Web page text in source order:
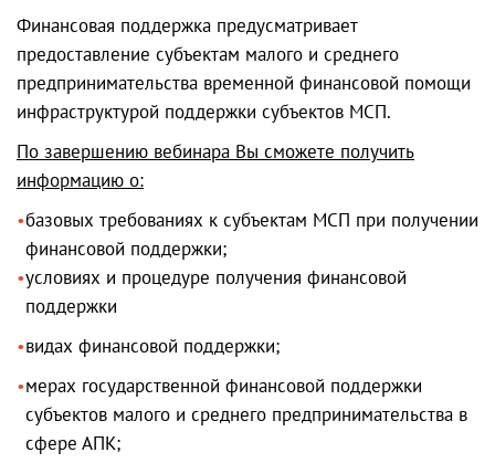
Финансовая поддержка предусматривает
предоставление субъектам малого и среднего
предпринимательства временной финансовой помощи
инфраструктурой поддержки субъектов МСП.
По завершению вебинара Вы сможете получить
информацию о:
базовых требованиях к субъектам МСП при получении
финансовой поддержки;
условиях и процедуре получения финансовой
поддержки
видах финансовой поддержки;
мерах государственной финансовой поддержки
субъектов малого и среднего предпринимательства в
сфере АПК;